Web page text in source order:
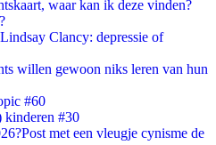
waar kan ik deze vinden?
Clancy: depressie of
willen gewoon niks leren van hun
#60
kinderen #30
met een vleugje cynisme de